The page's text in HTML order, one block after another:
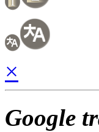
×
Google